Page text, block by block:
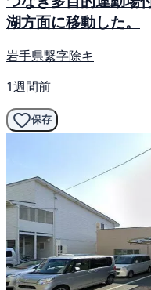
湖方面に移動した。
岩手県繋字除キ
1週間前
保存